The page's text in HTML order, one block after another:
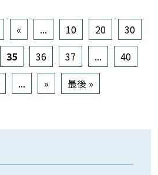
« ... 10 20
30
35 36 37 ...
40
... » 最後 »